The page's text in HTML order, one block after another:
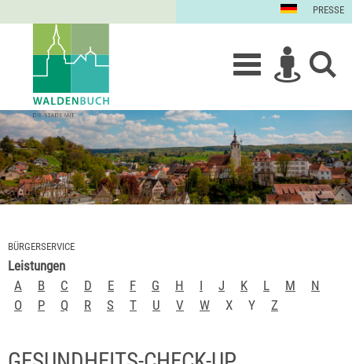
PRESSE
BÜRGERSERVICE
Leistungen
A
B C D E F G H I J K L M
N
O
P Q R S T U V W X Y Z